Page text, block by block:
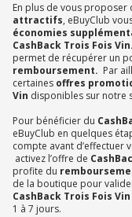
En plus de vous proposer
attractifs, eBuyClub
économies
CashBack Trois Fois Vin.
permet de récupérer un
remboursement. Par
certaines offres
Vin disponibles sur notre
Pour bénéficier du
eBuyClub en quelques
compte avant d’effectuer
activez l’offre de
profite du
de la boutique pour
CashBack Trois Fois Vin
1 à 7 jours.